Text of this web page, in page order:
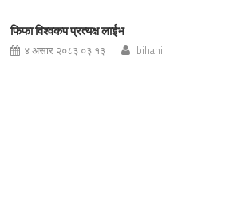
फिफा विश्वकप प्रत्यक्ष लाईभ
४ असार २०८३ ०३:१३ bihani